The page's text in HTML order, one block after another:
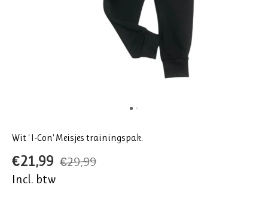
Wit ' I-Con' Meisjes trainingspak.
€21,99 €29,99
Incl. btw